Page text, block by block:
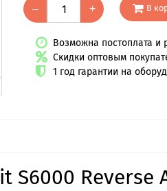
– + В
Возможна постоплата и
Скидки оптовым
1 год гарантии на
Reverse